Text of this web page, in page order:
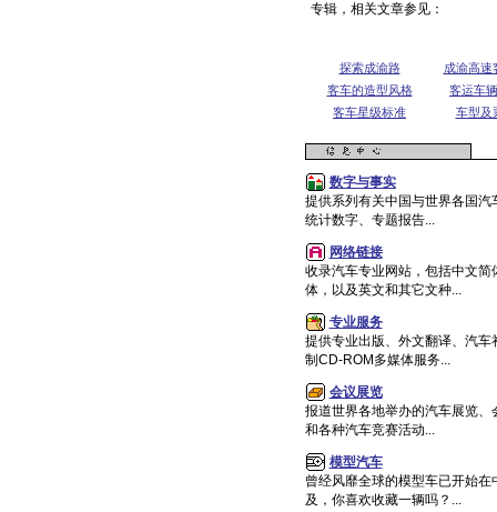
专辑，相关文章参见：
探索成渝路
成渝高速
客车的造型风格
客运车
客车星级标准
车型及
数字与事实
提供系列有关中国与世界各国汽
统计数字、专题报告...
网络链接
收录汽车专业网站，包括中文简
体，以及英文和其它文种...
专业服务
提供专业出版、外文翻译、汽车
制CD-ROM多媒体服务...
会议展览
报道世界各地举办的汽车展览、
和各种汽车竞赛活动...
模型汽车
曾经风靡全球的模型车已开始在
及，你喜欢收藏一辆吗？...